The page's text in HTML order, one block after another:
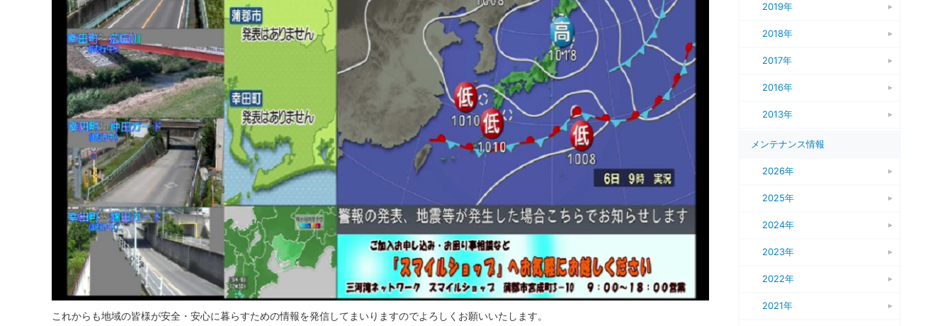
これからも地域の皆様が安全・安心に暮らすための情報を発信してまいりますのでよろしくお願いいたします。
2019年
2018年
2017年
2016年
2013年
メンテナンス情報
2026年
2025年
2024年
2023年
2022年
2021年